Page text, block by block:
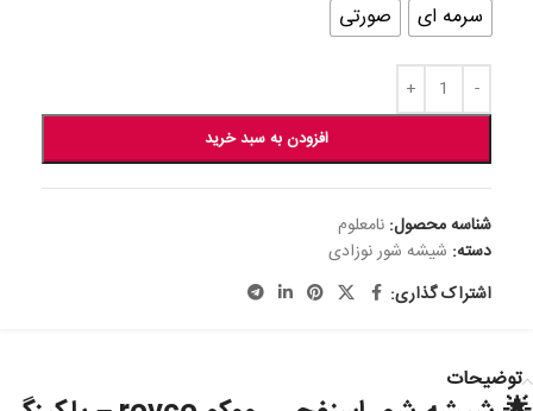
سرمه ای
صورتی
افزودن به سبد خرید
شناسه محصول: نامعلوم
دسته: شیشه شور نوزادی
اشتراک گذاری:
توضیحات